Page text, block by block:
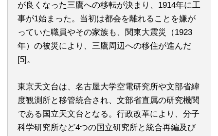
が良くなった三鷹への移転が決まり、1914年に工
事が1始まった。当初は都会を離れることを嫌が
っていた職員やその家族も、関東大震災（1923
年）の被災により、三鷹周辺への移住が進んだ
[5]。
東京天文台は、名古屋大学空電研究所や文部省緯
度観測所と移管統合され、文部省直属の研究機関
である国立天文台となる。行政改革により、分子
科学研究所など4つの国立研究所と統合再編及び